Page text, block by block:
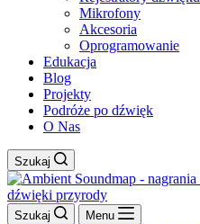
Mikrofony
Akcesoria
Oprogramowanie
Edukacja
Blog
Projekty
Podróże po dźwięk
O Nas
Szukaj
Szukaj Menu